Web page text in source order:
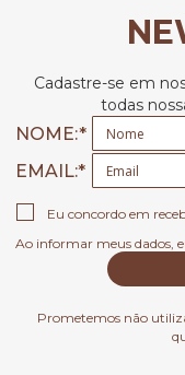
Cadastre-se em
todas
NOME:
EMAIL
Eu concordo em
Ao informar meus dados,
Prometemos não